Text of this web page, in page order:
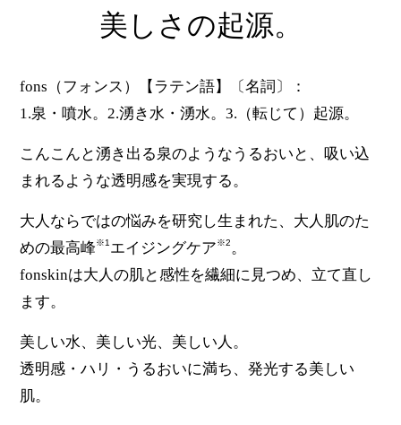
美しさの起源。
fons（フォンス）【ラテン語】〔名詞〕：
1.泉・噴水。2.湧き水・湧水。3.（転じて）起源。
こんこんと湧き出る泉のようなうるおいと、吸い込
まれるような透明感を実現する。
大人ならではの悩みを研究し生まれた、大人肌のた
めの最高峰※1 エイジングケア※2。
fonskinは大人の肌と感性を繊細に見つめ、立て直し
ます。
美しい水、美しい光、美しい人。
透明感・ハリ・うるおいに満ち、発光する美しい
肌。